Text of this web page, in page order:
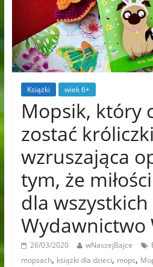
Książki wiek 6+
Mopsik, który
zostać
wzruszająca
tym, że
dla wszystkich
Wydawnictwo
26/03/2020 wNaszejBajce
mopsach, książki dla dzieci, mops,